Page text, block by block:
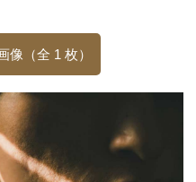
像（全 1 枚）